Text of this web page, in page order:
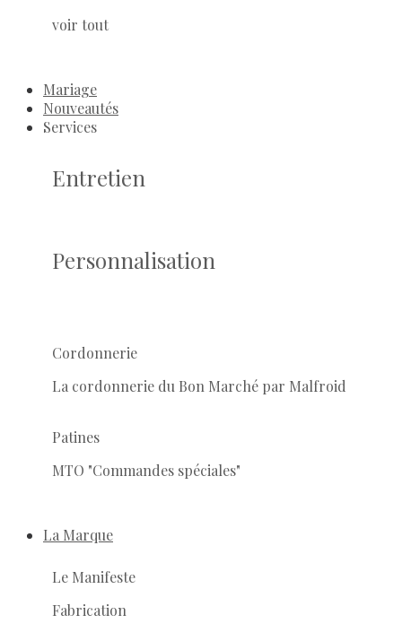
voir tout
Mariage
Nouveautés
Services
Entretien
Personnalisation
Cordonnerie
La cordonnerie du Bon Marché par Malfroid
Patines
MTO "Commandes spéciales"
La Marque
Le Manifeste
Fabrication